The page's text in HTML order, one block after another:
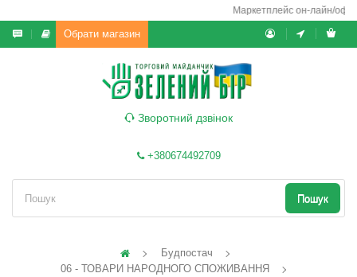
Маркетплейс он-лайн/офф-
Обрати магазин
Зворотний дзвінок
+380674492709
Пошук
Будпостач
06 - ТОВАРИ НАРОДНОГО СПОЖИВАННЯ